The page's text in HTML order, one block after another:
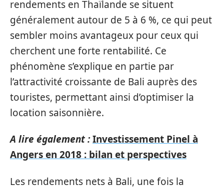
rendements en Thaïlande se situent
généralement autour de 5 à 6 %, ce qui peut
sembler moins avantageux pour ceux qui
cherchent une forte rentabilité. Ce
phénomène s’explique en partie par
l’attractivité croissante de Bali auprès des
touristes, permettant ainsi d’optimiser la
location saisonnière.
A lire également :Investissement Pinel à
Angers en 2018 : bilan et perspectives
Les rendements nets à Bali, une fois la